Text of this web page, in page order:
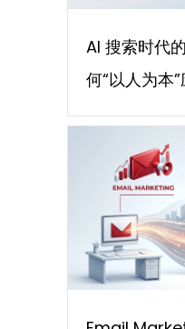
AI 搜索时代
何“以人为本